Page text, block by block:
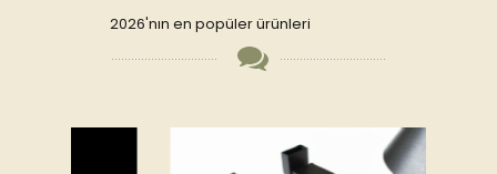
2026'nın en popüler ürünleri